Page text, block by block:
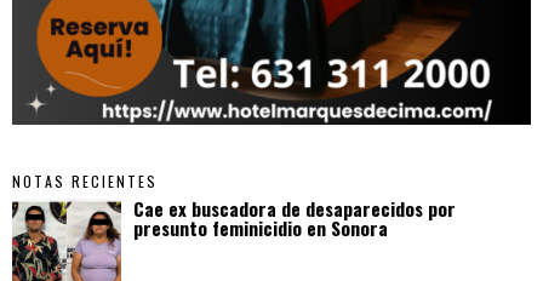
NOTAS RECIENTES
Cae ex buscadora de desaparecidos por
presunto feminicidio en Sonora